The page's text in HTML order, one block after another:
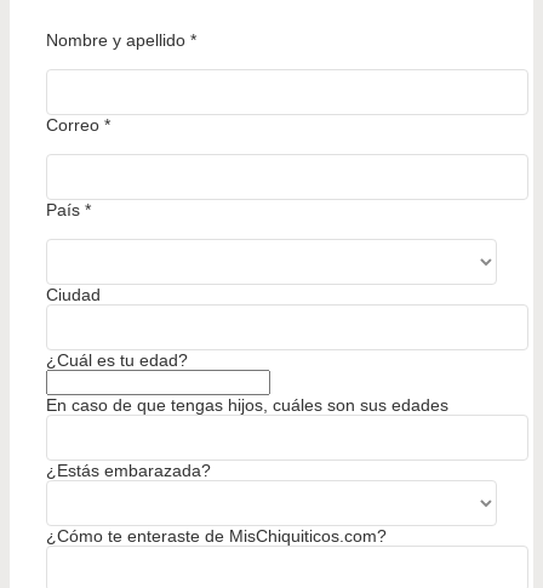
Nombre y apellido *
Correo *
País *
Ciudad
¿Cuál es tu edad?
En caso de que tengas hijos, cuáles son sus edades
¿Estás embarazada?
¿Cómo te enteraste de MisChiquiticos.com?